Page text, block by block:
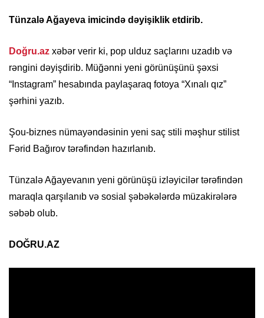
Tünzalə Ağayeva imicində dəyişiklik etdirib.
Doğru.az xəbər verir ki, pop ulduz saçlarını uzadıb və
rəngini dəyişdirib. Müğənni yeni görünüşünü şəxsi
“Instagram” hesabında paylaşaraq fotoya “Xınalı qız”
şərhini yazıb.
Şou-biznes nümayəndəsinin yeni saç stili məşhur stilist
Fərid Bağırov tərəfindən hazırlanıb.
Tünzalə Ağayevanın yeni görünüşü izləyicilər tərəfindən
maraqla qarşılanıb və sosial şəbəkələrdə müzakirələrə
səbəb olub.
DOĞRU.AZ